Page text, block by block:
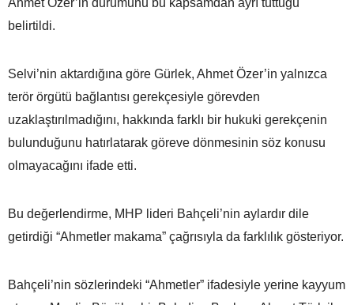
belirtildi.
Selvi’nin aktardığına göre Gürlek, Ahmet Özer’in yalnızca
terör örgütü bağlantısı gerekçesiyle görevden
uzaklaştırılmadığını, hakkında farklı bir hukuki gerekçenin
bulunduğunu hatırlatarak göreve dönmesinin söz konusu
olmayacağını ifade etti.
Bu değerlendirme, MHP lideri Bahçeli’nin aylardır dile
getirdiği “Ahmetler makama” çağrısıyla da farklılık gösteriyor.
Bahçeli’nin sözlerindeki “Ahmetler” ifadesiyle yerine kayyum